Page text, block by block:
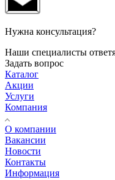
Нужна консультация?
Наши специалисты
Задать вопрос
Каталог
Акции
Услуги
Компания
О компании
Вакансии
Новости
Контакты
Информация